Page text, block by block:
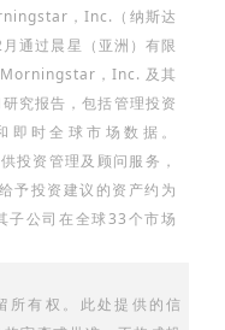
，Inc.（纳斯达
通过晨星（亚洲）有限
Morningstar，Inc. 及其
究报告，包括管理投资
时全球市场数据。
投资管理及顾问服务，
予投资建议的资产约为
公司在全球33个市场
有权。此处提供的信